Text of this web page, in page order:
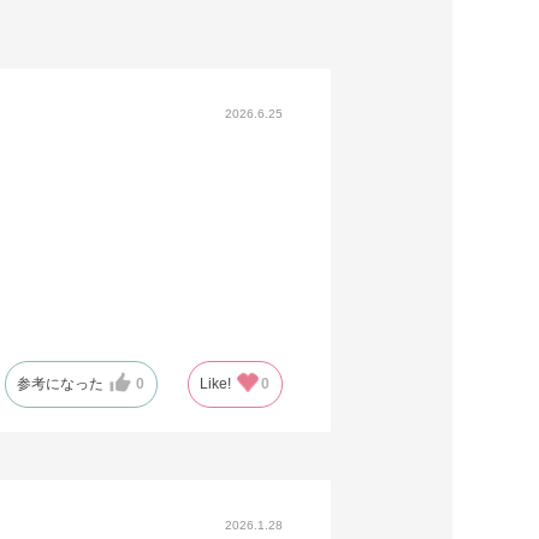
2026.6.25
参考になった 0 Like! 0
2026.1.28